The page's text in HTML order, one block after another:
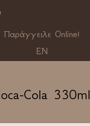
Παράγγειλε Online!
EN
Cola 330ml